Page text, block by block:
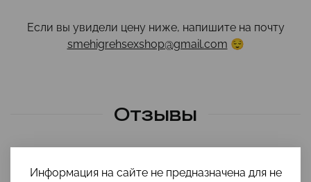
Если вы увидели цену ниже, напишите на почту
smehigrehsexshop@gmail.com 😌
Отзывы
Всего отзывов
Информация на сайте не предназначена для не